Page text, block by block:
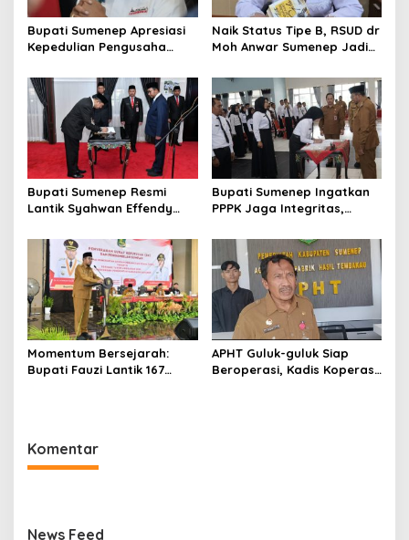
Bupati Sumenep Apresiasi
Kepedulian Pengusaha
Gempa
Naik Status Tipe B, RSUD dr
Moh Anwar Sumenep Jadi
Berjenjang
Bupati Sumenep Resmi
Lantik Syahwan Effendy
Bupati Sumenep Ingatkan
PPPK Jaga Integritas,
Perselingkuhan dan Judi
Online
Momentum Bersejarah:
Bupati Fauzi Lantik 167
APHT Guluk-guluk Siap
Beroperasi, Kadis Koperasi
Komentar
News Feed